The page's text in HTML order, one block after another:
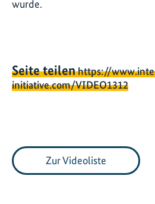
wurde.
Seite teilenhttps://
initiative.com/VIDEO1312
Zur Videoliste